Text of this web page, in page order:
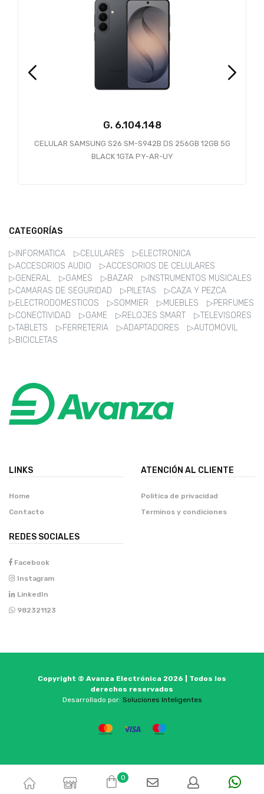
G. 6.104.148
CELULAR SAMSUNG S26 SM-S942B DS 256GB 12GB 5G
BLACK 1GTA PY-AR-UY
CATEGORÍAS
▷INFORMATICA ▷CELULARES
▷ELECTRONICA
▷ACCESORIOS AUDIO
▷ACCESORIOS DE CELULARES
▷GENERAL
▷GAMES ▷BAZAR
▷INSTRUMENTOS MUSICALES
▷CAMARAS DE SEGURIDAD
▷PILETAS
▷CAZA Y PEZCA
▷ELECTRODOMESTICOS
▷SOMMIER ▷MUEBLES
▷PERFUMES
▷CONECTIVIDAD
▷GAME ▷RELOJES SMART
▷TELEVISORES
▷TABLETS
▷FERRETERIA ▷ADAPTADORES
▷AUTOMOVIL
▷BICICLETAS
LINKS
Home
Contacto
ATENCIÓN AL CLIENTE
Politica de privacidad
Terminos y condiciones
REDES SOCIALES
Facebook
Instagram
LinkedIn
982321123
Copyright © Avanza Electrónica 2026 | Todos los
derechos reservados
Desarrollado por: Soluciones Inteligentes
0